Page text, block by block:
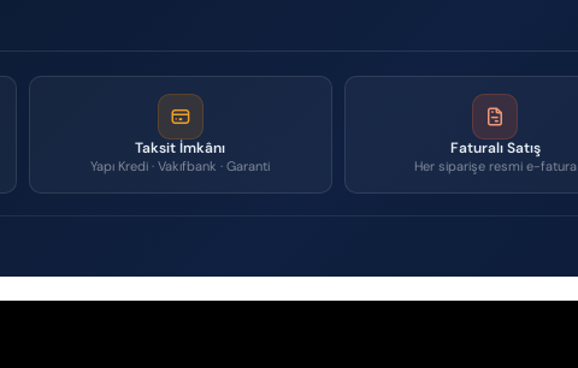
Taksit İmkânı
Yapı Kredi · Vakıfbank · Garanti
Faturalı Satış
Her siparişe resmi e-fatura